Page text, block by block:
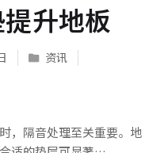
升地板
资讯
，隔音处理至关重要。地